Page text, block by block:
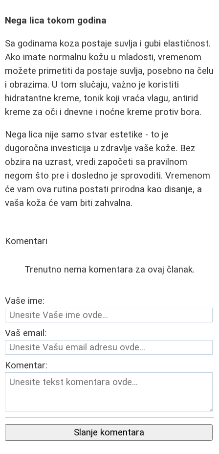
Nega lica tokom godina
Sa godinama koza postaje suvlja i gubi elastičnost.
Ako imate normalnu kožu u mladosti, vremenom
možete primetiti da postaje suvlja, posebno na čelu
i obrazima. U tom slučaju, važno je koristiti
hidratantne kreme, tonik koji vraća vlagu, antirid
kreme za oči i dnevne i noćne kreme protiv bora.
Nega lica nije samo stvar estetike - to je
dugoročna investicija u zdravlje vaše kože. Bez
obzira na uzrast, vredi započeti sa pravilnom
negom što pre i dosledno je sprovoditi. Vremenom
će vam ova rutina postati prirodna kao disanje, a
vaša koža će vam biti zahvalna.
Komentari
Trenutno nema komentara za ovaj članak.
Vaše ime:
Vaš email:
Komentar:
Slanje komentara